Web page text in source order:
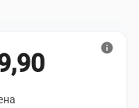
₪
info